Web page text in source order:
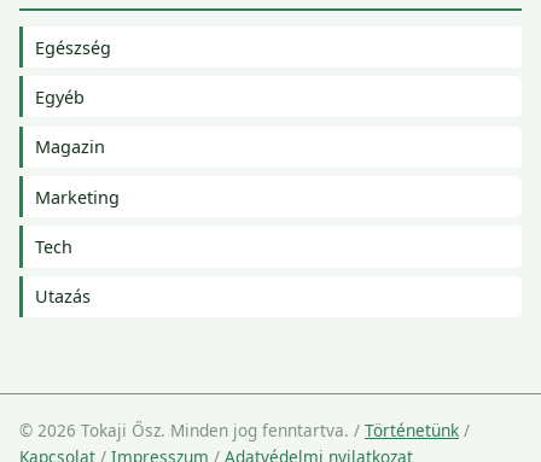
Egészség
Egyéb
Magazin
Marketing
Tech
Utazás
© 2026 Tokaji Ősz. Minden jog fenntartva. / Történetünk /
Kapcsolat / Impresszum / Adatvédelmi nyilatkozat